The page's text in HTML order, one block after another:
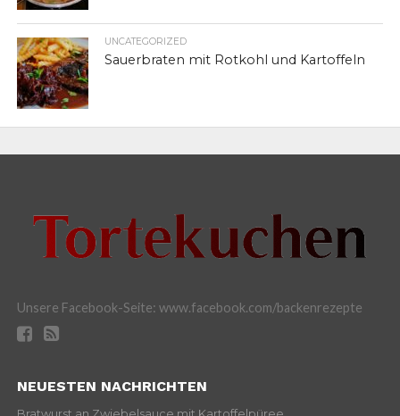
UNCATEGORIZED
Sauerbraten mit Rotkohl und Kartoffeln
Unsere Facebook-Seite: www.facebook.com/backenrezepte
NEUESTEN NACHRICHTEN